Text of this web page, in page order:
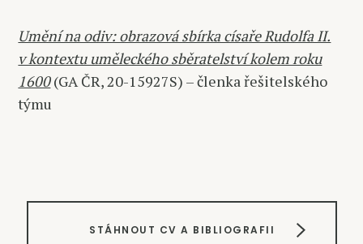
Umění na odiv: obrazová sbírka císaře Rudolfa II.
v kontextu uměleckého sběratelství kolem roku
1600(GA ČR, 20-15927S) – členka řešitelského
týmu
STÁHNOUT CV A BIBLIOGRAFII